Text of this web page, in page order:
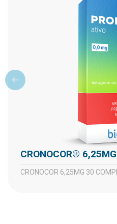
CRONOCOR® 6,25MG
CRONOCOR 6,25MG 30